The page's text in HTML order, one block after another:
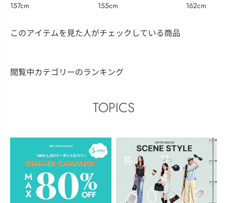
157cm
155cm
162cm
このアイテムを見た人がチェックしている商品
閲覧中カテゴリーのランキング
TOPICS